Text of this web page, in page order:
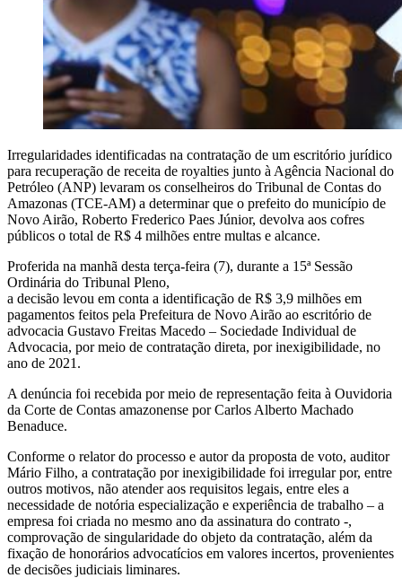
Irregularidades identificadas na contratação de um escritório jurídico
para recuperação de receita de royalties junto à Agência Nacional do
Petróleo (ANP) levaram os conselheiros do Tribunal de Contas do
Amazonas (TCE-AM) a determinar que o prefeito do município de
Novo Airão, Roberto Frederico Paes Júnior, devolva aos cofres
públicos o total de R$ 4 milhões entre multas e alcance.
Proferida na manhã desta terça-feira (7), durante a 15ª Sessão
Ordinária do Tribunal Pleno,
a decisão levou em conta a identificação de R$ 3,9 milhões em
pagamentos feitos pela Prefeitura de Novo Airão ao escritório de
advocacia Gustavo Freitas Macedo – Sociedade Individual de
Advocacia, por meio de contratação direta, por inexigibilidade, no
ano de 2021.
A denúncia foi recebida por meio de representação feita à Ouvidoria
da Corte de Contas amazonense por Carlos Alberto Machado
Benaduce.
Conforme o relator do processo e autor da proposta de voto, auditor
Mário Filho, a contratação por inexigibilidade foi irregular por, entre
outros motivos, não atender aos requisitos legais, entre eles a
necessidade de notória especialização e experiência de trabalho – a
empresa foi criada no mesmo ano da assinatura do contrato -,
comprovação de singularidade do objeto da contratação, além da
fixação de honorários advocatícios em valores incertos, provenientes
de decisões judiciais liminares.